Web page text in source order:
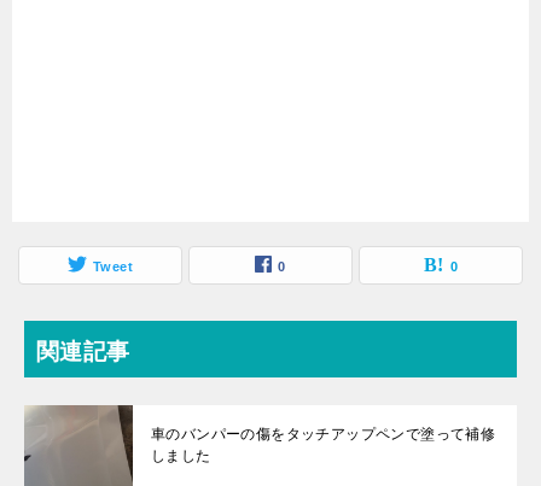
Tweet 0 0
関連記事
車のバンパーの傷をタッチアップペンで塗って補修
しました